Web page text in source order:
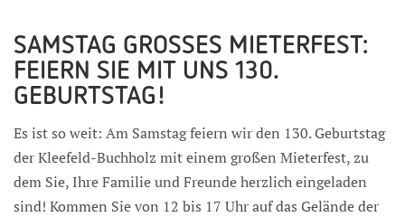
SAMSTAG GROSSES MIETERFEST: F
EIERN SIE MIT UNS 130. G
EBURTSTAG!
Es ist so weit: Am Samstag feiern wir den 130. Geburtstag
der Kleefeld-Buchholz mit einem großen Mieterfest, zu
dem Sie, Ihre Familie und Freunde herzlich eingeladen
sind! Kommen Sie von 12 bis 17 Uhr auf das Gelände der